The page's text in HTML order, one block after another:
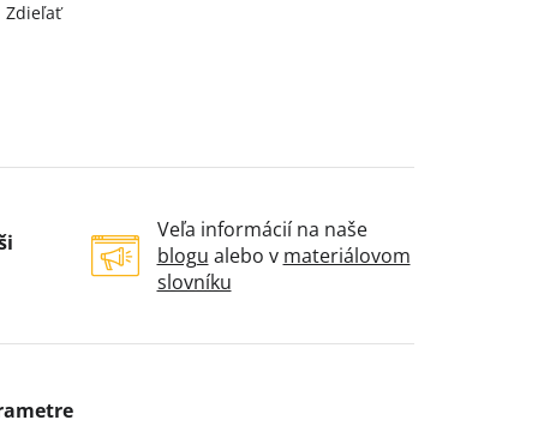
Zdieľať
Veľa informácií na naše
blogu alebo v materiálovom
slovníku